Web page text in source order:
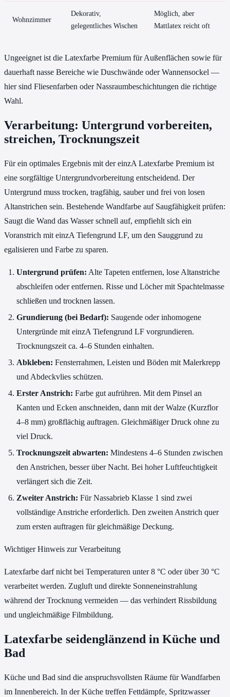
Wohnzimmer
Dekorativ,
gelegentliches Wischen
Möglich, aber
Mattlatex reicht oft
Ungeeignet ist die Latexfarbe Premium für Außenflächen sowie für
dauerhaft nasse Bereiche wie Duschwände oder Wannensockel —
hier sind Fliesenfarben oder Nassraumbeschichtungen die richtige
Wahl.
Verarbeitung: Untergrund vorbereiten,
streichen, Trocknungszeit
Für ein optimales Ergebnis mit der einzA Latexfarbe Premium ist
eine sorgfältige Untergrundvorbereitung entscheidend. Der
Untergrund muss trocken, tragfähig, sauber und frei von losen
Altanstrichen sein. Bestehende Wandfarbe auf Saugfähigkeit prüfen:
Saugt die Wand das Wasser schnell auf, empfiehlt sich ein
Voranstrich mit einzA Tiefengrund LF, um den Sauggrund zu
egalisieren und Farbe zu sparen.
Untergrund prüfen: Alte Tapeten entfernen, lose Altanstriche
abschleifen oder entfernen. Risse und Löcher mit Spachtelmasse
schließen und trocknen lassen.
Grundierung (bei Bedarf): Saugende oder inhomogene
Untergründe mit einzA Tiefengrund LF vorgrundieren.
Trocknungszeit ca. 4–6 Stunden einhalten.
Abkleben: Fensterrahmen, Leisten und Böden mit Malerkrepp
und Abdeckvlies schützen.
Erster Anstrich: Farbe gut aufrühren. Mit dem Pinsel an
Kanten und Ecken anschneiden, dann mit der Walze (Kurzflor
4–8 mm) großflächig auftragen. Gleichmäßiger Druck ohne zu
viel Druck.
Trocknungszeit abwarten: Mindestens 4–6 Stunden zwischen
den Anstrichen, besser über Nacht. Bei hoher Luftfeuchtigkeit
verlängert sich die Zeit.
Zweiter Anstrich: Für Nassabrieb Klasse 1 sind zwei
vollständige Anstriche erforderlich. Den zweiten Anstrich quer
zum ersten auftragen für gleichmäßige Deckung.
Wichtiger Hinweis zur Verarbeitung
Latexfarbe darf nicht bei Temperaturen unter 8 °C oder über 30 °C
verarbeitet werden. Zugluft und direkte Sonneneinstrahlung
während der Trocknung vermeiden — das verhindert Rissbildung
und ungleichmäßige Filmbildung.
Latexfarbe seidenglänzend in Küche und
Bad
Küche und Bad sind die anspruchsvollsten Räume für Wandfarben
im Innenbereich. In der Küche treffen Fettdämpfe, Spritzwasser